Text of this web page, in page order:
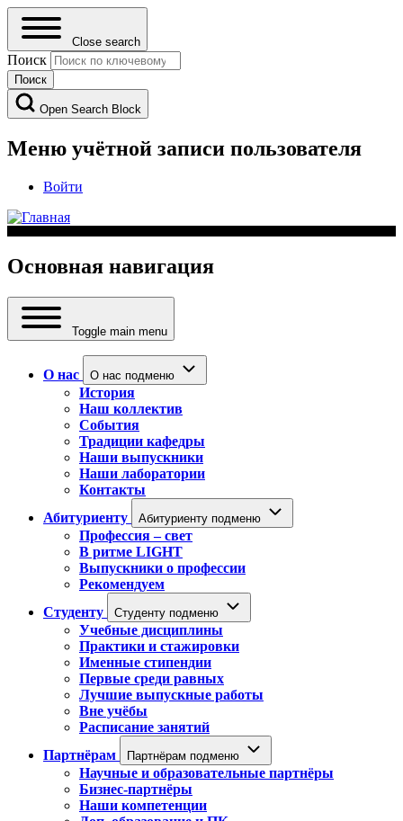
Close search
Поиск
Open Search Block
Меню учётной записи пользователя
Войти
Основная навигация
Toggle main menu
О нас О нас подменю
История
Наш коллектив
События
Традиции кафедры
Наши выпускники
Наши лаборатории
Контакты
Абитуриенту
Абитуриенту подменю
Профессия – свет
В ритме LIGHT
Выпускники о профессии
Рекомендуем
Студенту
Студенту подменю
Учебные дисциплины
Практики и стажировки
Именные стипендии
Первые среди равных
Лучшие выпускные работы
Вне учёбы
Расписание занятий
Партнёрам
Партнёрам подменю
Научные и образовательные партнёры
Бизнес-партнёры
Наши компетенции